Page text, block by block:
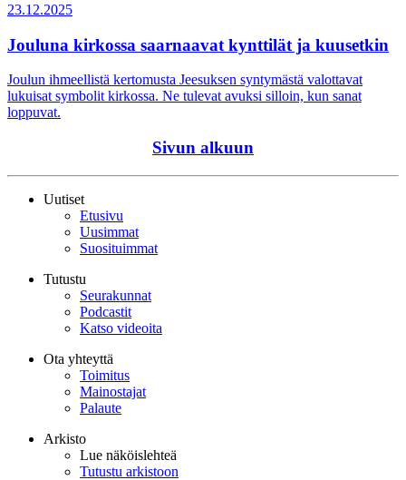
23.12.2025
Jouluna kirkossa saarnaavat kynttilät ja kuusetkin
Joulun ihmeellistä kertomusta Jeesuksen syntymästä valottavat
lukuisat symbolit kirkossa. Ne tulevat avuksi silloin, kun sanat
loppuvat.
Sivun alkuun
Uutiset
Etusivu
Uusimmat
Suosituimmat
Tutustu
Seurakunnat
Podcastit
Katso videoita
Ota yhteyttä
Toimitus
Mainostajat
Palaute
Arkisto
Lue näköislehteä
Tutustu arkistoon